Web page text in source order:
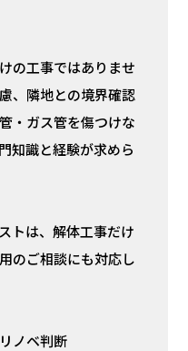
の工事ではありませ
、隣地との境界確認
・ガス管を傷つけな
知識と経験が求めら
トは、解体工事だけ
のご相談にも対応し
ノベ判断